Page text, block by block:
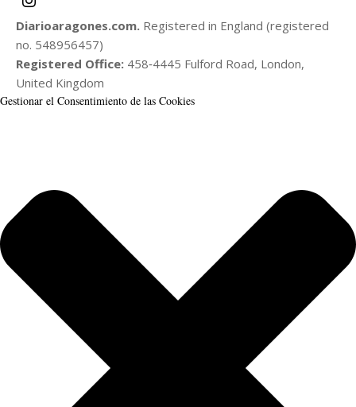
Diarioaragones.com. Registered in England (registered
no. 548956457)
Registered Office: 458‑4445 Fulford Road, London,
United Kingdom
Gestionar el Consentimiento de las Cookies